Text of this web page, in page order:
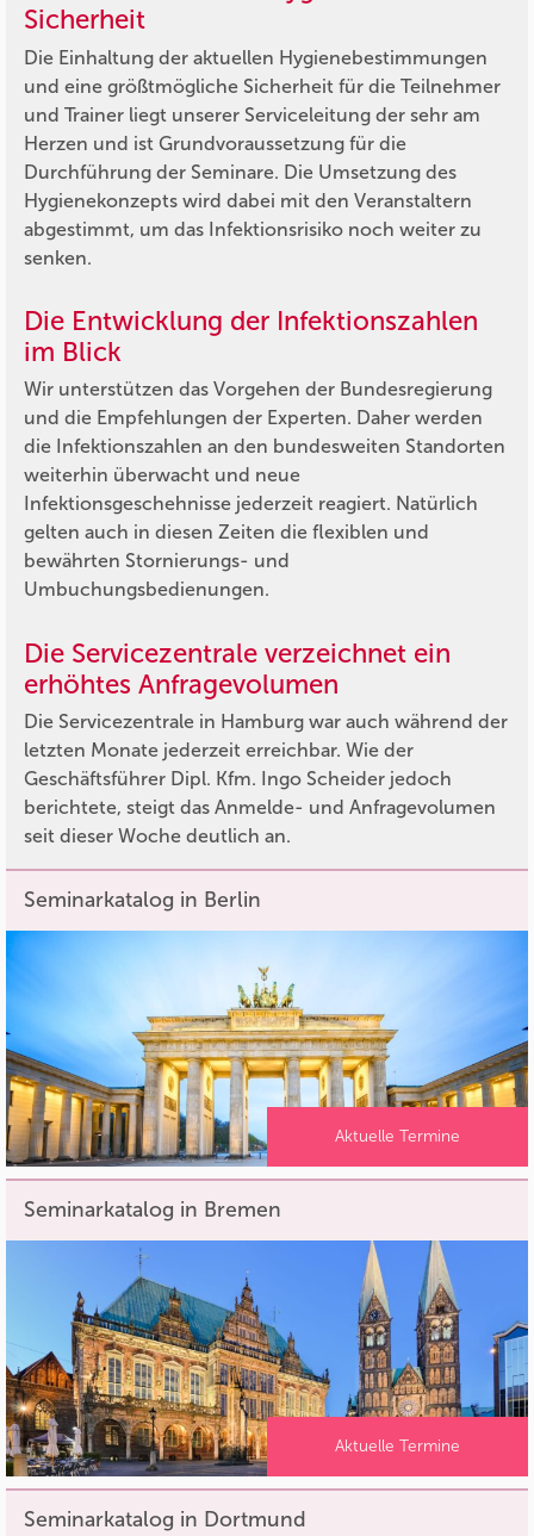
Sicherheit
Die Einhaltung der aktuellen Hygienebestimmungen
und eine größtmögliche Sicherheit für die Teilnehmer
und Trainer liegt unserer Serviceleitung der sehr am
Herzen und ist Grundvoraussetzung für die
Durchführung der Seminare. Die Umsetzung des
Hygienekonzepts wird dabei mit den Veranstaltern
abgestimmt, um das Infektionsrisiko noch weiter zu
senken.
Die Entwicklung der Infektionszahlen
im Blick
Wir unterstützen das Vorgehen der Bundesregierung
und die Empfehlungen der Experten. Daher werden
die Infektionszahlen an den bundesweiten Standorten
weiterhin überwacht und neue
Infektionsgeschehnisse jederzeit reagiert. Natürlich
gelten auch in diesen Zeiten die flexiblen und
bewährten Stornierungs- und
Umbuchungsbedienungen.
Die Servicezentrale verzeichnet ein
erhöhtes Anfragevolumen
Die Servicezentrale in Hamburg war auch während der
letzten Monate jederzeit erreichbar. Wie der
Geschäftsführer Dipl. Kfm. Ingo Scheider jedoch
berichtete, steigt das Anmelde- und Anfragevolumen
seit dieser Woche deutlich an.
Seminarkatalog in Berlin
Aktuelle Termine
Seminarkatalog in Bremen
Aktuelle Termine
Seminarkatalog in Dortmund